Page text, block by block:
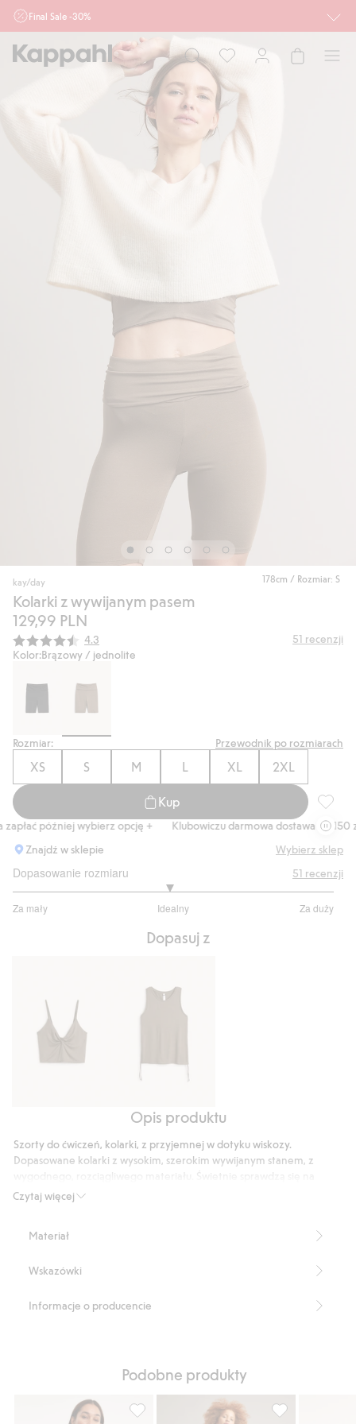
Final Sale -30%
Ważne przy zakupie min. 2 sztuk produktów włączonych w ofertę, również z
działu outlet do 10.8 w sklepach Kappahl i Newbie oraz na kappahl.com. Ofert
nie łączymy
Mężczyzna Dziecko
Newbie
178cm / Rozmiar: S
kay/day
Kolarki z wywijanym pasem
129,99 PLN
Średnia ocena:
4.3 51 recenzji
Kolor:Brązowy / jednolite
Rozmiar: Przewodnik po rozmiarach
XS S M L XL 2XL
Kup
później wybierz opcję +
Klubowiczu darmowa dostawa od 150 zł
Znajdź w sklepie
Wybierz sklep
Dopasowanie rozmiaru
Za mały Idealny Za duży
na
51 recenzji
Dopasuj z
mieszanki
Koszulka
sznureczkami
Opis produktu
Czytaj więcej
Szorty do ćwiczeń, kolarki, z przyjemnej w dotyku wiskozy.
Dopasowane kolarki z wysokim, szerokim wywijanym stanem, z
trening i na co dzień.
Wysoki wywijany pas
Wewnętrzna długość nogawki: 19,5 cm w rozmiarze S
Cellulose™.
Materiał
Wskazówki
Informacje o producencie
Podobne produkty